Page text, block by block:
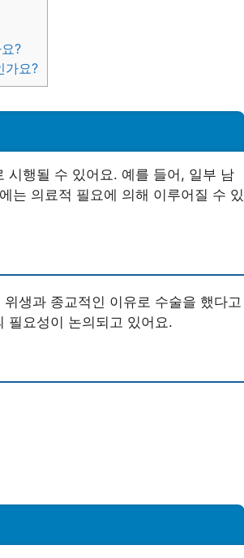
?
가요?
시행될 수 있어요. 예를 들어, 일부 남
는 의료적 필요에 의해 이루어질 수 있
생과 종교적인 이유로 수술을 했다고
필요성이 논의되고 있어요.